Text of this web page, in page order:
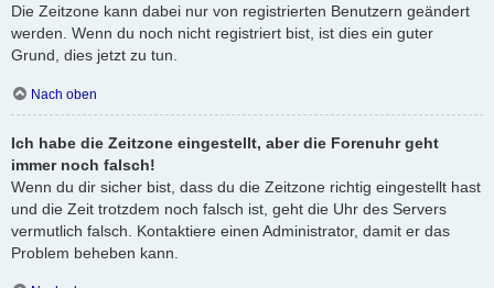
Die Zeitzone kann dabei nur von registrierten Benutzern geändert
werden. Wenn du noch nicht registriert bist, ist dies ein guter
Grund, dies jetzt zu tun.
Nach oben
Ich habe die Zeitzone eingestellt, aber die Forenuhr geht
immer noch falsch!
Wenn du dir sicher bist, dass du die Zeitzone richtig eingestellt hast
und die Zeit trotzdem noch falsch ist, geht die Uhr des Servers
vermutlich falsch. Kontaktiere einen Administrator, damit er das
Problem beheben kann.